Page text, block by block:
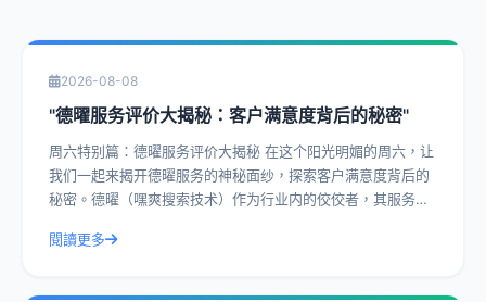
2026-08-08
"德曜服务评价大揭秘：客户满意度背后的秘密"
周六特别篇：德曜服务评价大揭秘 在这个阳光明媚的周六，让
我们一起来揭开德曜服务的神秘面纱，探索客户满意度背后的
秘密。德曜（嘿爽搜索技术）作为行业内的佼佼者，其服务评
閱讀更多